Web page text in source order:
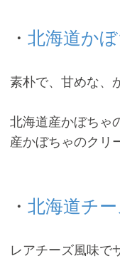
・ 北海道か
素朴で、甘めな、
北海道産かぼちゃ
産かぼちゃのクリ
・ 北海道チ
レアチーズ風味で